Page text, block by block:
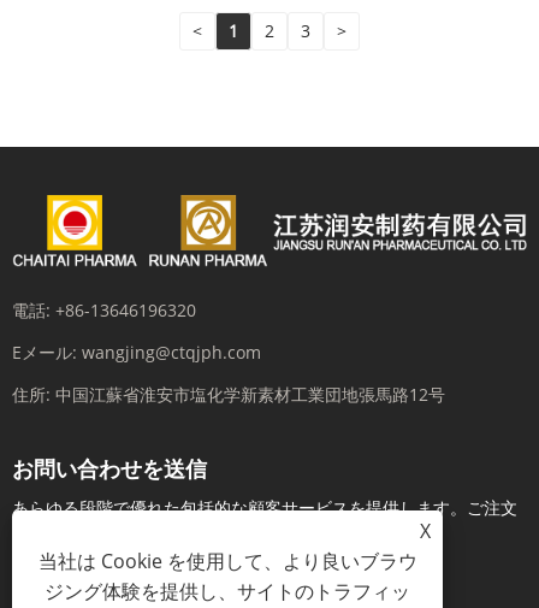
< 1 2 3 >
電話: +86-13646196320
Eメール: wangjing@ctqjph.com
住所: 中国江蘇省淮安市塩化学新素材工業団地張馬路12号
お問い合わせを送信
あらゆる段階で優れた包括的な顧客サービスを提供します。ご注文
今すぐお問い合わせ
X
当社は Cookie を使用して、より良いブラウ
ジング体験を提供し、サイトのトラフィッ